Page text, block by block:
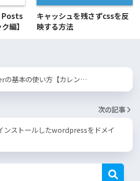
Posts
編】
キャッシュを残さずcssを反
映する方法
の基本の使い方【カレン…
次の記事
ンストールしたwordpressをドメイ